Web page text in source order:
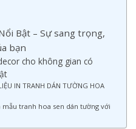
Bật – Sự sang trọng,
bạn
cho không gian có
IN TRANH DÁN TƯỜNG HOA
mẫu tranh hoa sen dán tường với